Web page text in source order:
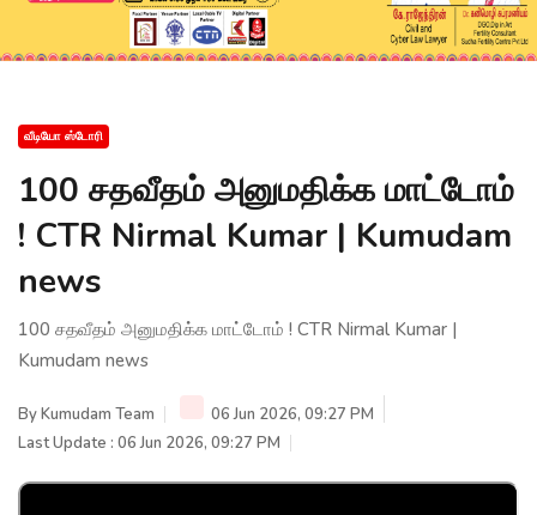
வீடியோ ஸ்டோரி
100 சதவீதம் அனுமதிக்க மாட்டோம்
! CTR Nirmal Kumar | Kumudam
news
100 சதவீதம் அனுமதிக்க மாட்டோம் ! CTR Nirmal Kumar |
Kumudam news
ByKumudam Team
06 Jun 2026, 09:27 PM
Last Update : 06 Jun 2026, 09:27 PM